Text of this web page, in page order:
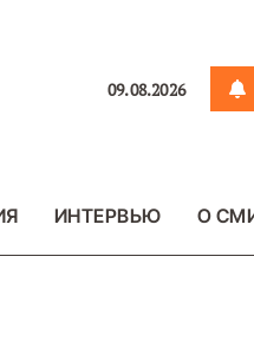
09.08.2026
ИНТЕРВЬЮ О